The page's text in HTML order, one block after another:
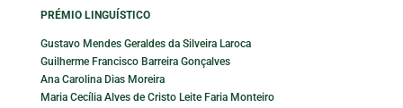
PRÉMIO LINGUÍSTICO
Gustavo Mendes Geraldes da Silveira Laroca
Guilherme Francisco Barreira Gonçalves
Ana Carolina Dias Moreira
Maria Cecília Alves de Cristo Leite Faria Monteiro